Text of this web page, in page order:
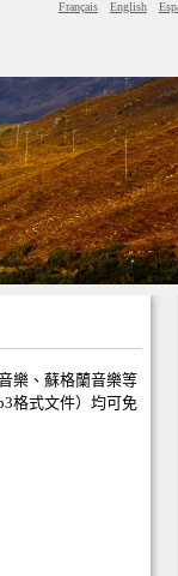
Français English
樂、蘇格蘭音樂等
格式文件）均可免